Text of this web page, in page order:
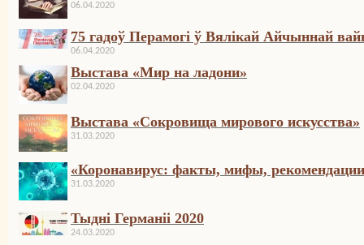
06.04.2020
75 гадоў Перамогі ў Вялікай Айчыннай
06.04.2020
Выстава «Мир на ладони»
02.04.2020
Выстава «Сокровища мирового искусства»
31.03.2020
«Коронавирус: факты, мифы,
31.03.2020
Тыдні Германіі 2020
24.03.2020